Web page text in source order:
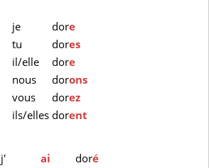
je
dore
tu
dores
il/elle
dore
nous
dorons
vous
dorez
ils/ellesdorent
j'
ai doré